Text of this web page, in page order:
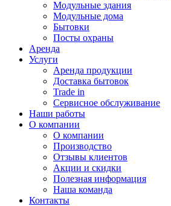
Модульные здания
Модульные дома
Бытовки
Посты охраны
Аренда
Услуги
Аренда продукции
Доставка бытовок
Trade in
Сервисное обслуживание
Наши работы
О компании
О компании
Производство
Отзывы клиентов
Акции и скидки
Полезная информация
Наша команда
Контакты